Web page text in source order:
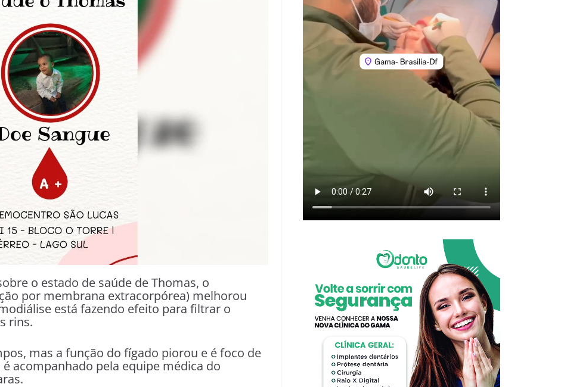
o estado de saúde de Thomas, o
por membrana extracorpórea) melhorou
está fazendo efeito para filtrar o
rins.
mas a função do fígado piorou e é foco de
acompanhado pela equipe médica do